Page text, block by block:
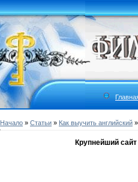
Начало » Статьи » Как выучить английский
Крупнейший сайт